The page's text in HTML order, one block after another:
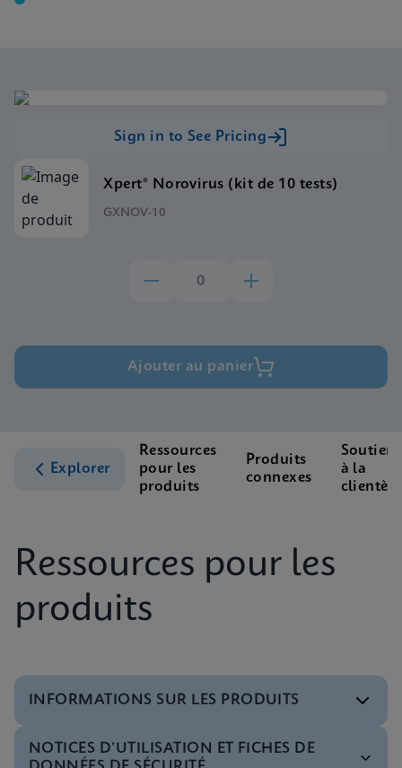
Sign in to See Pricing
Xpert® Norovirus (kit de 10 tests)
GXNOV-10
Ajouter au panier
Explorer
Ressources
pour les
produits
Produits
connexes
Soutien
à la
clientèle
Ressources pour les
produits
INFORMATIONS SUR LES PRODUITS
Menu de tests
NOTICES D’UTILISATION ET FICHES DE